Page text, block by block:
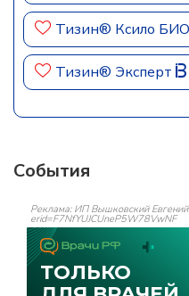
Тизин® Ксило БИО
Тизин® Эксперт
События
Реклама: ИП Вышковский
erid=F7NfYUJCUneP5W78VwNF